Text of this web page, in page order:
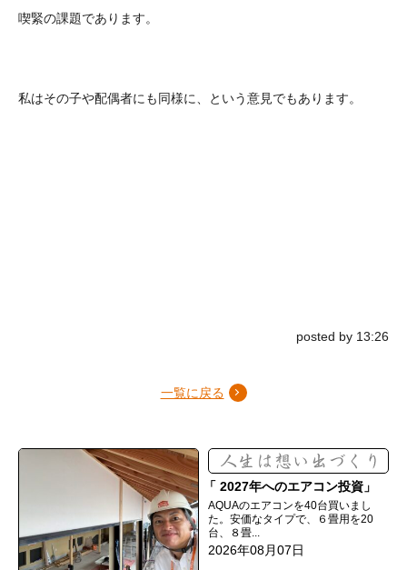
喫緊の課題であります。
私はその子や配偶者にも同様に、という意見でもあります。
posted by 13:26
一覧に戻る
2027年へのエアコン投資
AQUAのエアコンを40台買いまし
た。安価なタイプで、６畳用を20
台、８畳...
2026年08月07日